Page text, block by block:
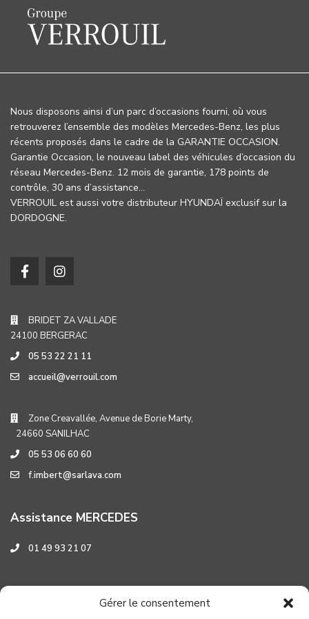
Gérer le consentement
Nous disposons ainsi d’un parc d’occasions fourni, où vous
retrouverez l’ensemble des modèles Mercedes-Benz, les plus
récents proposés dans le cadre de la GARANTIE OCCASION.
Garantie Occasion, le nouveau label des véhicules d’occasion du
réseau Mercedes-Benz. 12 mois de garantie, 178 points de
contrôle, 30 ans d’assistance…
VERROUIL est aussi votre distributeur HYUNDAÏ exclusif sur la
DORDOGNE.
BRIDET ZA VALLADE
24100 BERGERAC
05 53 22 21 11
accueil@verrouil.com
Zone Creavallée, Avenue de Borie Marty,
24660 SANILHAC
05 53 06 60 60
f.imbert@sarlava.com
Assistance MERCEDES
01 49 93 21 07
Assistance HYUNDAI